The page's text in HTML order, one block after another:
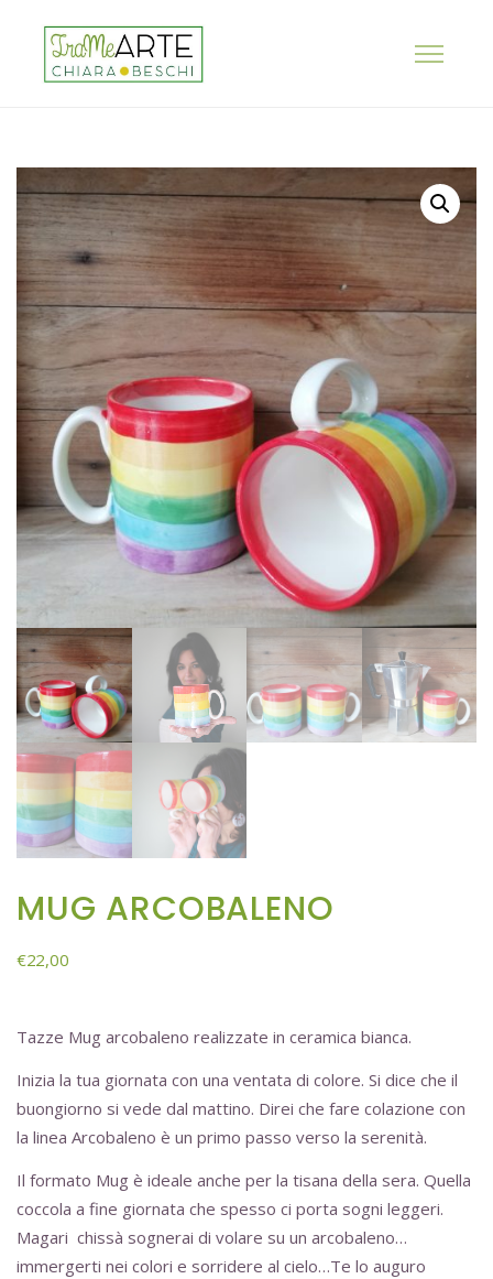
MUG ARCOBALENO
€22,00
Tazze Mug arcobaleno realizzate in ceramica bianca.
Inizia la tua giornata con una ventata di colore. Si dice che il
buongiorno si vede dal mattino. Direi che fare colazione con
la linea Arcobaleno è un primo passo verso la serenità.
Il formato Mug è ideale anche per la tisana della sera. Quella
coccola a fine giornata che spesso ci porta sogni leggeri.
Magari chissà sognerai di volare su un arcobaleno…
immergerti nei colori e sorridere al cielo…Te lo auguro